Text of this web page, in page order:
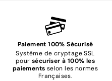
Paiement 100% Sécurisé
Système de cryptage SSL
pour sécuriser à 100% les
paiements selon les normes
Françaises.